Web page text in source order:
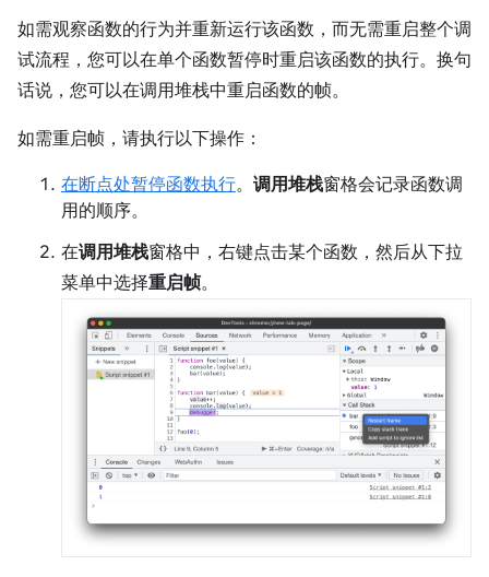
如需观察函数的行为并重新运行该函数，而无需重启整个调
试流程，您可以在单个函数暂停时重启该函数的执行。换句
话说，您可以在调用堆栈中重启函数的帧。
如需重启帧，请执行以下操作：
在断点处暂停函数执行。 调用堆栈窗格会记录函数调
用的顺序。
在调用堆栈窗格中，右键点击某个函数，然后从下拉
菜单中选择重启帧。